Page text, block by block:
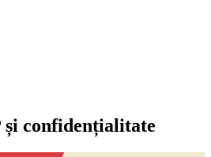
și confidențialitate